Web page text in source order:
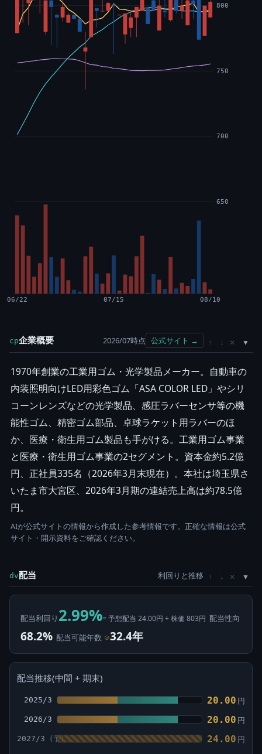
650
700
750
800
06/22 07/15 08/10
cp企業概要 2026/07時点 公式サイト → ↑ ↓ ×
1970年創業の工業用ゴム・光学製品メーカー。自動車の
内装照明向けLED用彩色ゴム「ASA COLOR LED」やシリ
コーンレンズなどの光学製品、感圧ラバーセンサ等の機
能性ゴム、精密ゴム部品、卓球ラケット用ラバーのほ
か、医療・衛生用ゴム製品も手がける。工業用ゴム事業
と医療・衛生用ゴム事業の2セグメント。資本金約5.2億
円、正社員335名（2026年3月末現在）。本社は埼玉県さ
いたま市大宮区、2026年3月期の連結売上高は約78.5億
円。
AIが公式サイトの情報から作成した参考情報です。正確な情報は公式
サイト・開示資料をご確認ください。
dv配当 利回りと推移 ↑ ↓ ×
配当利回り 2.99%= 予想配当 24.00円 ÷ 株価 803円 配当性向
68.2% 配当可能年数 ⊙32.4年
配当推移(中間 + 期末)
2025/3 20.00 円
2026/3 20.00 円
2027/3 24.00 円